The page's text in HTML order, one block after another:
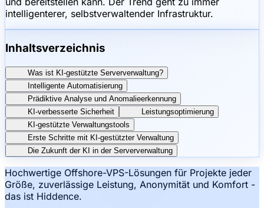
intelligenterer, selbstverwaltender Infrastruktur.
Inhaltsverzeichnis
Was ist KI-gestützte Serververwaltung?
Intelligente Automatisierung
Prädiktive Analyse und Anomalieerkennung
KI-verbesserte Sicherheit
Leistungsoptimierung
KI-gestützte Verwaltungstools
Erste Schritte mit KI-gestützter Verwaltung
Die Zukunft der KI in der Serververwaltung
Hochwertige Offshore-VPS-Lösungen für Projekte jeder
Größe, zuverlässige Leistung, Anonymität und Komfort -
das ist Hiddence.